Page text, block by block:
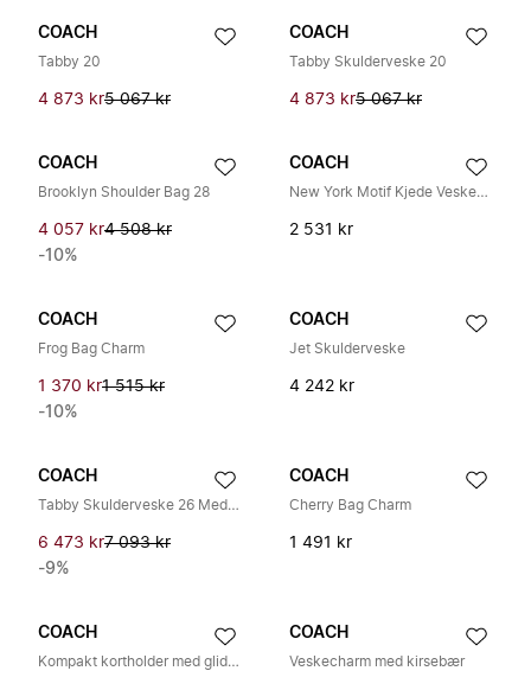
COACH
Tabby 20
4 873 kr5 067 kr
COACH
Tabby Skulderveske 20
4 873 kr5 067 kr
COACH
Brooklyn Shoulder Bag 28
4 057 kr4 508 kr
-10%
COACH
New York Motif Kjede Veskeheng
2 531 kr
COACH
Frog Bag Charm
1 370 kr1 515 kr
-10%
COACH
Jet Skulderveske
4 242 kr
COACH
Tabby Skulderveske 26 Med Vattering
6 473 kr7 093 kr
-9%
COACH
Cherry Bag Charm
1 491 kr
COACH
Kompakt kortholder med glidelås
COACH
Veskecharm med kirsebær